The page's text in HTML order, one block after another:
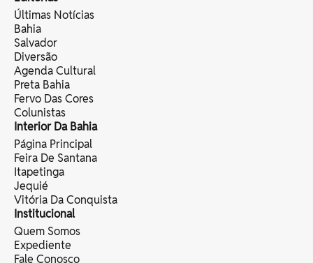
Últimas Notícias
Bahia
Salvador
Diversão
Agenda Cultural
Preta Bahia
Fervo Das Cores
Colunistas
Interior Da Bahia
Página Principal
Feira De Santana
Itapetinga
Jequié
Vitória Da Conquista
Institucional
Quem Somos
Expediente
Fale Conosco